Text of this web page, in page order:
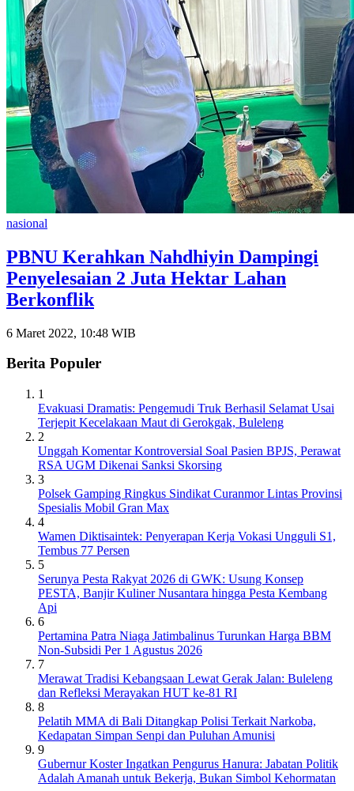
nasional
PBNU Kerahkan Nahdhiyin Dampingi
Penyelesaian 2 Juta Hektar Lahan
Berkonflik
6 Maret 2022, 10:48 WIB
Berita Populer
1
Evakuasi Dramatis: Pengemudi Truk Berhasil Selamat Usai
Terjepit Kecelakaan Maut di Gerokgak, Buleleng
2
Unggah Komentar Kontroversial Soal Pasien BPJS, Perawat
RSA UGM Dikenai Sanksi Skorsing
3
Polsek Gamping Ringkus Sindikat Curanmor Lintas Provinsi
Spesialis Mobil Gran Max
4
Wamen Diktisaintek: Penyerapan Kerja Vokasi Ungguli S1,
Tembus 77 Persen
5
Serunya Pesta Rakyat 2026 di GWK: Usung Konsep
PESTA, Banjir Kuliner Nusantara hingga Pesta Kembang
Api
6
Pertamina Patra Niaga Jatimbalinus Turunkan Harga BBM
Non-Subsidi Per 1 Agustus 2026
7
Merawat Tradisi Kebangsaan Lewat Gerak Jalan: Buleleng
dan Refleksi Merayakan HUT ke-81 RI
8
Pelatih MMA di Bali Ditangkap Polisi Terkait Narkoba,
Kedapatan Simpan Senpi dan Puluhan Amunisi
9
Gubernur Koster Ingatkan Pengurus Hanura: Jabatan Politik
Adalah Amanah untuk Bekerja, Bukan Simbol Kehormatan